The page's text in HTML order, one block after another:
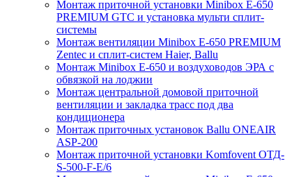
Монтаж приточной установки Minibox E-650
PREMIUM GTC и установка мульти сплит-
системы
Монтаж вентиляции Minibox E-650 PREMIUM
Zentec и сплит-систем Haier, Ballu
Монтаж Minibox E-650 и воздуховодов ЭРА с
обвязкой на лоджии
Монтаж центральной домовой приточной
вентиляции и закладка трасс под два
кондиционера
Монтаж приточных установок Ballu ONEAIR
ASP-200
Монтаж приточной установки Komfovent ОТД-
S-500-F-E/6